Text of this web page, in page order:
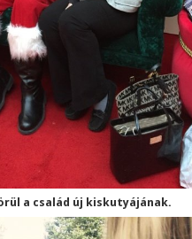
a család új kiskutyájának.